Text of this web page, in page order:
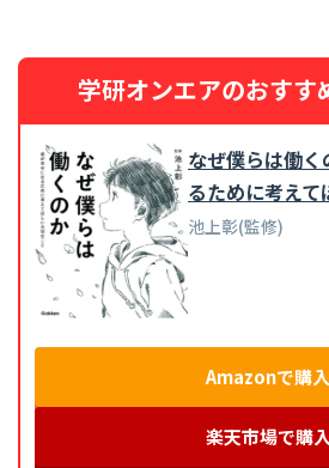
学研オンエアのおすす
なぜ僕らは働
るために考えて
池上彰(監修)
Amazonで購入
楽天市場で購入